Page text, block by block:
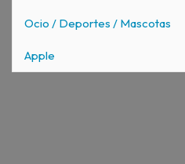
Ocio / Deportes / Mascotas
Apple